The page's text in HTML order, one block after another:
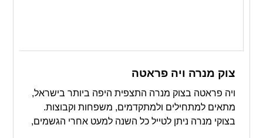
צוק מנרה ויה פראטה
ויה פראטה בצוק מנרה התצפית היפה ביותר בישראל,
מתאים למתחילים ולמתקדמים, משפחות וקבוצות.
בצוקי מנרה ניתן לטייל כל השנה למעט אחרי הגשמים,